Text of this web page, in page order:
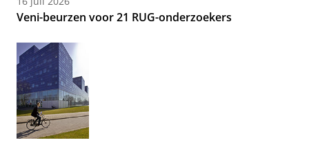
Veni-beurzen voor 21 RUG-onderzoekers